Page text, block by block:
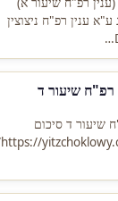
ענין רפ"ח ניצוצין
שיעור ד סיכום